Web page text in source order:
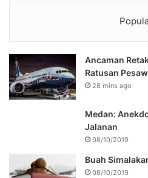
Ancaman
Ratusan
28 mins ago
Medan:
Jalanan
08/10/2019
Buah
08/10/2019